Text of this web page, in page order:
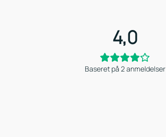
4,0
Baseret på 2 anmeldelser